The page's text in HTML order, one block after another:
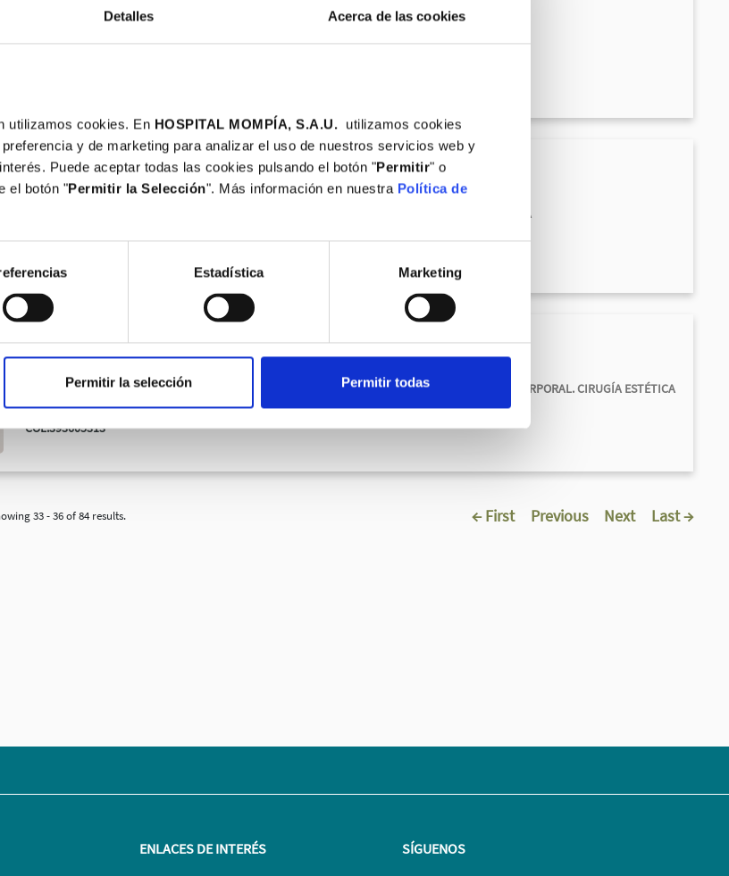
Detalles Acerca de las cookies
utilizamos cookies. En HOSPITAL MOMPÍA, S.A.U. utilizamos cookies
y de marketing para analizar el uso de nuestros servicios web y
Puede aceptar todas las cookies pulsando el botón "Permitir" o
el botón "Permitir la Selección". Más información en nuestra Política de
Estadística Marketing
Permitir la selección Permitir todas
Dr. Eduardo Serna Cuéllar
COL.282848157
CIRUGÍA PLÁSTICA, ESTÉTICA Y REPARADORA
Dr. Higinio Ayala Gutiérrez
ESPECIALISTA EN CIRUGÍA PLÁSTICA, ESTÉTICA Y REPARADORA. CIRUGÍA DE LA MANO Y MUÑECA
COL.393310458
Dr. Juan Ramón Sanz Giménez-Rico
ESPECIALISTA EN CIRUGÍA MAMARIA: ESTÉTICA Y RECONSTRUCTIVA. CIRUGÍA DE CONTORNO CORPORAL. CIRUGÍA ESTÉTICA
FACIAL
COL.393605313
33 - 36 of 84 results. ← First Previous Next Last →
ENLACES DE INTERÉS SÍGUENOS